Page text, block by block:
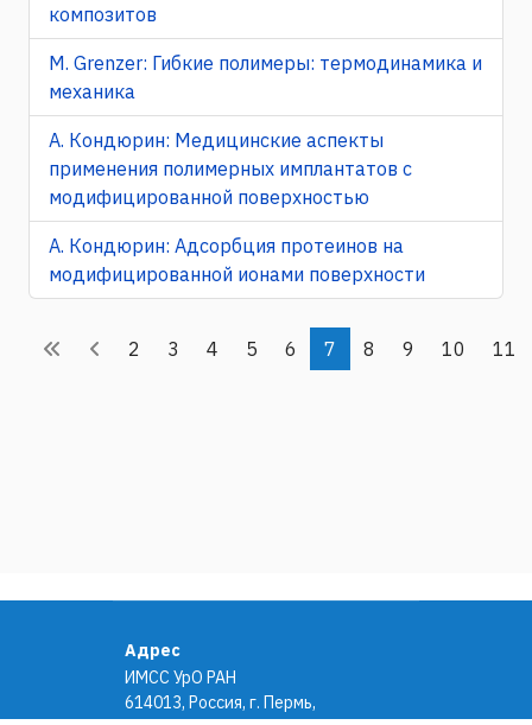
композитов
M. Grenzer: Гибкие полимеры: термодинамика и
механика
А. Кондюрин: Медицинские аспекты
применения полимерных имплантатов с
модифицированной поверхностью
А. Кондюрин: Адсорбция протеинов на
модифицированной ионами поверхности
2 3 4 5 6 7 8 9 10 11
Адрес
ИМСС УрО РАН
614013, Россия, г. Пермь,